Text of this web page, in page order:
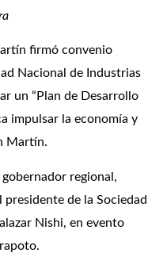
firmó convenio
Nacional de Industrias
un “Plan de Desarrollo
impulsar la economía y
Martín.
regional,
de la Sociedad
Nishi, en evento